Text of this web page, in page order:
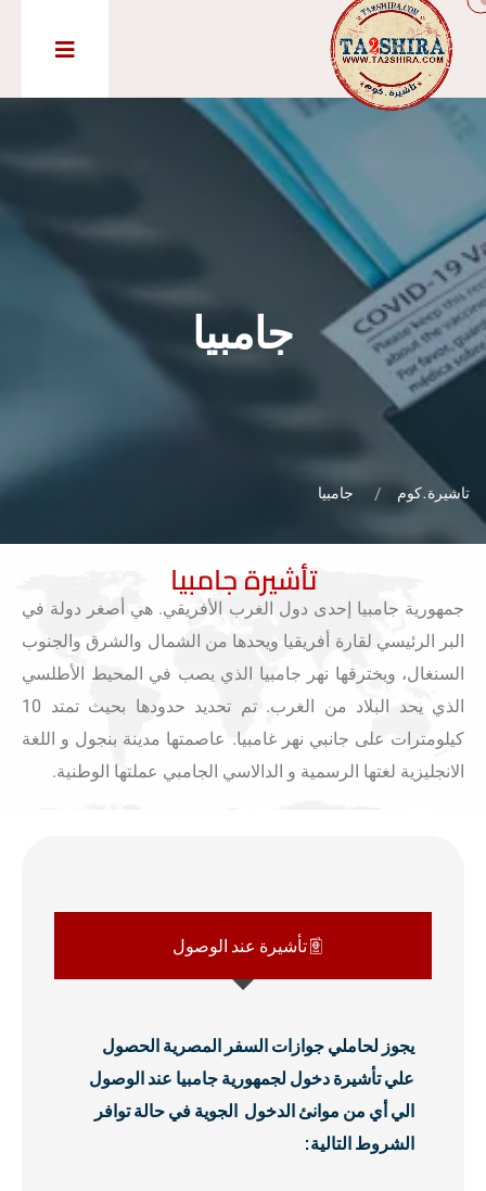
جامبيا
تاشيرة.كوم جامبيا
تأشيرة جامبيا
جمهورية جامبيا إحدى دول الغرب الأفريقي. هي أصغر دولة في
البر الرئيسي لقارة أفريقيا ويحدها من الشمال والشرق والجنوب
السنغال، ويخترقها نهر جامبيا الذي يصب في المحيط الأطلسي
الذي يحد البلاد من الغرب. تم تحديد حدودها بحيث تمتد 10
كيلومترات على جانبي نهر غامبيا. عاصمتها مدينة بنجول و اللغة
الانجليزية لغتها الرسمية و الدالاسي الجامبي عملتها الوطنية.
تأشيرة عند الوصول
يجوز لحاملي جوازات السفر المصرية الحصول
علي تأشيرة دخول لجمهورية جامبيا عند الوصول
الي أي من موانئ الدخول الجوية في حالة توافر
الشروط التالية: